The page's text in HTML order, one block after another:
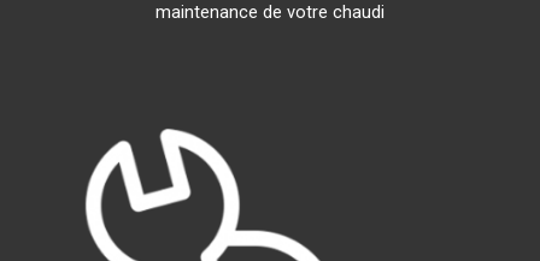
maintenance de votre chaudi